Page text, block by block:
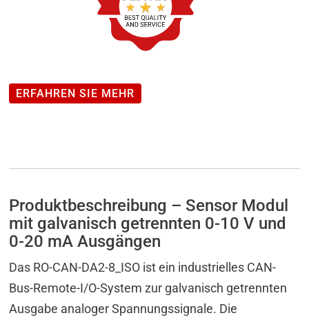
2/4/8
16
Bit
(galv.
getr.)
Menge
ERFAHREN SIE MEHR
Produktbeschreibung – Sensor Modul
mit galvanisch getrennten 0-10 V und
0-20 mA Ausgängen
Das RO-CAN-DA2-8_ISO ist ein industrielles CAN-
Bus-Remote-I/O-System zur galvanisch getrennten
Ausgabe analoger Spannungssignale. Die